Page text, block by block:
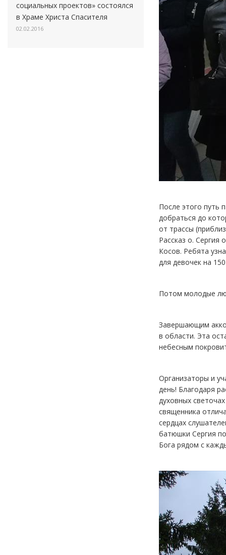
социальных проектов» состоялся
в Храме Христа Спасителя
02.02.2016
После этого путь
добраться до
от трассы
Рассказ о. Сергия
Косов. Ребята
для девочек на
Потом молодые
Завершающим
в области. Эта
небесным
Организаторы и
день! Благодаря
духовных
священника
сердцах
батюшки Сергия
Бога рядом с